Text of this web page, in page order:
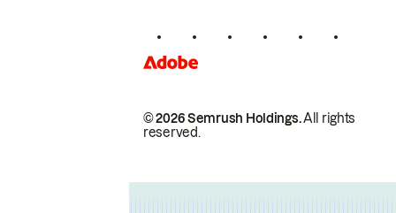
© 2026 Semrush Holdings.All rights
reserved.